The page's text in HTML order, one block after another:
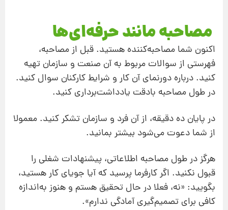
مصاحبه مانند حرفه‌ای‌ها
اکنون شما مصاحبه‌کننده هستید. قبل از مصاحبه،
فهرستی از سوالات مربوط به آن صنعت و سازمان تهیه
کنید. درباره دورنمای آن کار و شرایط کارکنان سوال کنید.
در طول مصاحبه بادقت یادداشت‌برداری کنید.
در پایان ده دقیقه، از آن فرد و سازمان تشکر کنید. معمولا
از شما دعوت می‌شود بیشتر بمانید.
هرگز در طول مصاحبه اطلاعاتی، پیشنهادات شغلی را
قبول نکنید. اگر کارفرما پرسید که آیا جویای کار هستید،
بگویید: «نه، فعلا در حال تحقیق هستم و هنوز به‌اندازه
کافی برای تصمیم‌گیری آمادگی ندارم».